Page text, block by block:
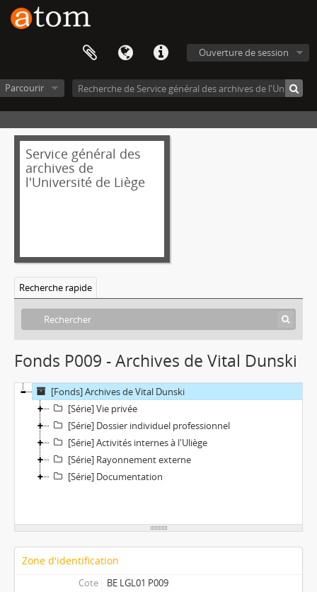
Ouverture de session
Parcourir
Service général des
archives de
l'Université de Liège
Recherche rapide
Fonds P009 - Archives de Vital Dunski
[Fonds] Archives de Vital Dunski
[Série] Vie privée
[Série] Dossier individuel professionnel
[Série] Activités internes à l'Uliège
[Série] Rayonnement externe
[Série] Documentation
Zone d'identification
Cote
BE LGL01 P009